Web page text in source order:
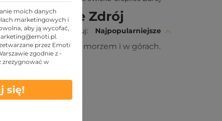
Sortuj: Najpopularniejsze
Cieplice Zdrój
się nad morzem i w górach.
moich danych
marketingowych i
aby ją wycofać,
.
przez Emoti
zgodnie z -
zrezygnować w
się!